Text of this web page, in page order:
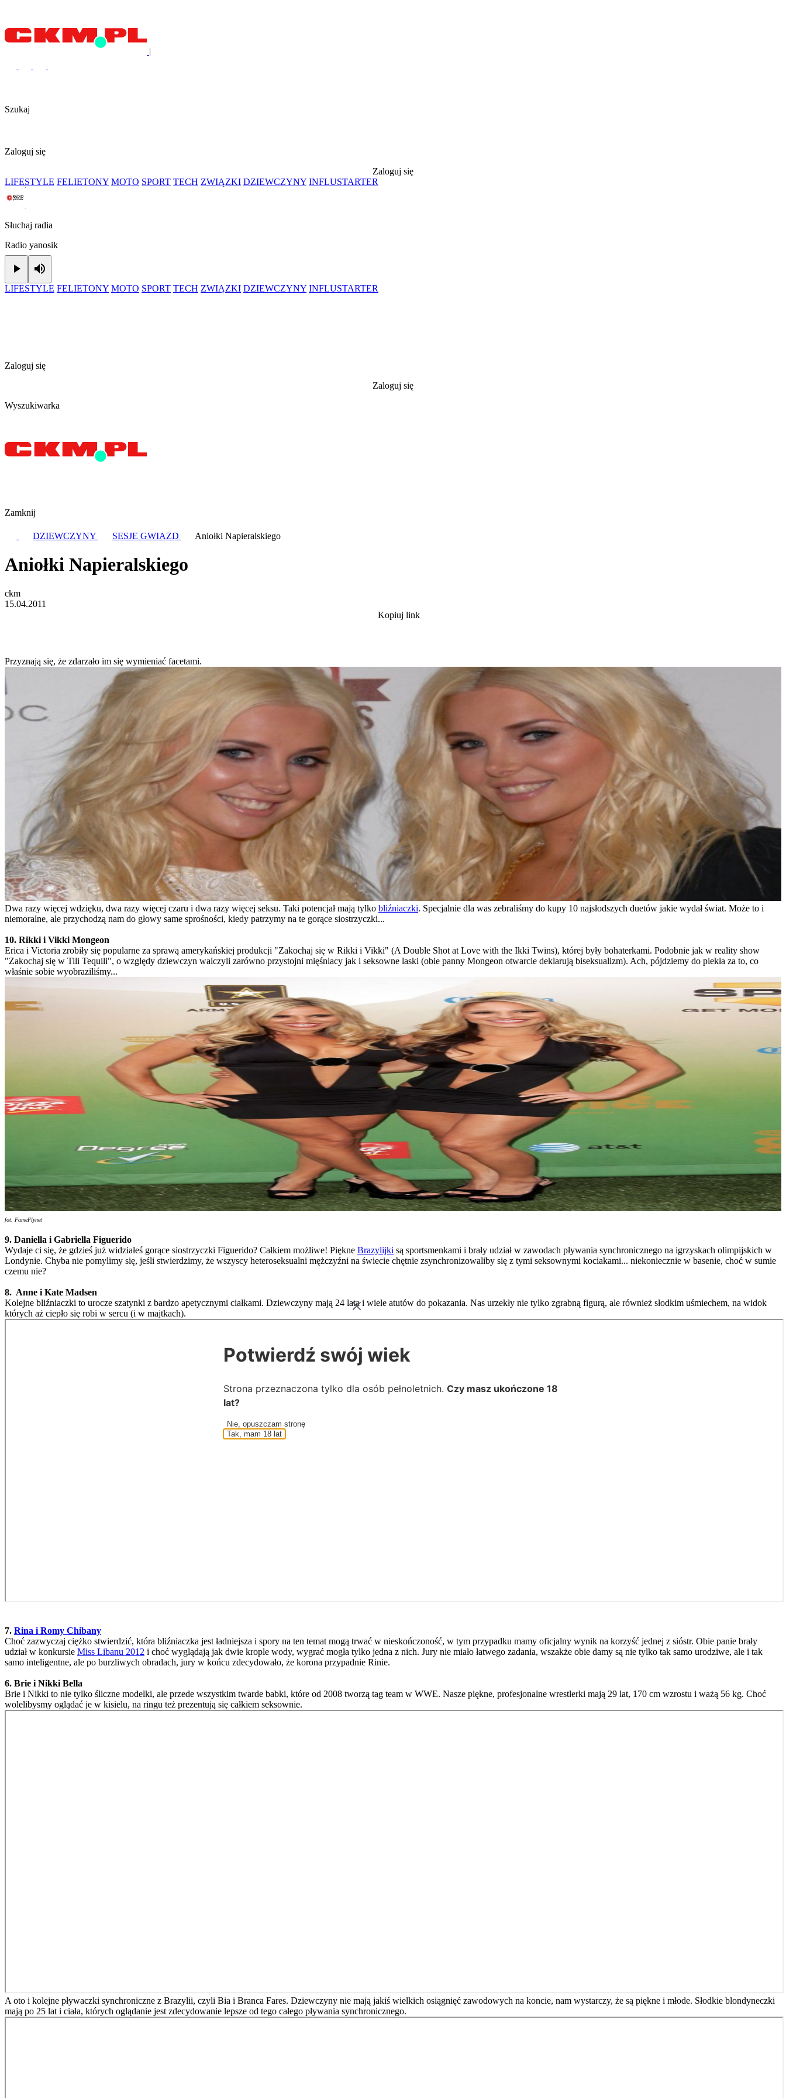
|
Szukaj
Zaloguj się
Zaloguj się
LIFESTYLE FELIETONY MOTO SPORT TECH ZWIĄZKI DZIEWCZYNY INFLUSTARTER
Słuchaj radia
Radio yanosik
Play
LIFESTYLE FELIETONY MOTO SPORT TECH ZWIĄZKI DZIEWCZYNY INFLUSTARTER
Zaloguj się
Zaloguj się
Wyszukiwarka
Zamknij
DZIEWCZYNY SESJE GWIAZD Aniołki Napieralskiego
Aniołki Napieralskiego
ckm
15.04.2011
Kopiuj link
Przyznają się, że zdarzało im się wymieniać facetami.
Dwa razy więcej wdzięku, dwa razy więcej czaru i dwa razy więcej seksu. Taki potencjał mają tylko bliźniaczki. Specjalnie dla was zebraliśmy do kupy 10 najsłodszych duetów jakie wydał świat. Może to i
niemoralne, ale przychodzą nam do głowy same sprośności, kiedy patrzymy na te gorące siostrzyczki...
10. Rikki i Vikki Mongeon
Erica i Victoria zrobiły się popularne za sprawą amerykańskiej produkcji "Zakochaj się w Rikki i Vikki" (A Double Shot at Love with the Ikki Twins), której były bohaterkami. Podobnie jak w reality show
"Zakochaj się w Tili Tequili", o względy dziewczyn walczyli zarówno przystojni mięśniacy jak i seksowne laski (obie panny Mongeon otwarcie deklarują biseksualizm). Ach, pójdziemy do piekła za to, co
właśnie sobie wyobraziliśmy...
fot. FameFlynet
9. Daniella i Gabriella Figuerido
Wydaje ci się, że gdzieś już widziałeś gorące siostrzyczki Figuerido? Całkiem możliwe! Piękne Brazylijki są sportsmenkami i brały udział w zawodach pływania synchronicznego na igrzyskach olimpijskich w
Londynie. Chyba nie pomylimy się, jeśli stwierdzimy, że wszyscy heteroseksualni mężczyźni na świecie chętnie zsynchronizowaliby się z tymi seksownymi kociakami... niekoniecznie w basenie, choć w sumie
czemu nie?
8. Anne i Kate Madsen
Kolejne bliźniaczki to urocze szatynki z bardzo apetycznymi ciałkami. Dziewczyny mają 24 lata i wiele atutów do pokazania. Nas urzekły nie tylko zgrabną figurą, ale również słodkim uśmiechem, na widok
których aż ciepło się robi w sercu (i w majtkach).
7. Rina i Romy Chibany
Choć zazwyczaj ciężko stwierdzić, która bliźniaczka jest ładniejsza i spory na ten temat mogą trwać w nieskończoność, w tym przypadku mamy oficjalny wynik na korzyść jednej z sióstr. Obie panie brały
udział w konkursie Miss Libanu 2012 i choć wyglądają jak dwie krople wody, wygrać mogła tylko jedna z nich. Jury nie miało łatwego zadania, wszakże obie damy są nie tylko tak samo urodziwe, ale i tak
samo inteligentne, ale po burzliwych obradach, jury w końcu zdecydowało, że korona przypadnie Rinie.
6. Brie i Nikki Bella
Brie i Nikki to nie tylko śliczne modelki, ale przede wszystkim twarde babki, które od 2008 tworzą tag team w WWE. Nasze piękne, profesjonalne wrestlerki mają 29 lat, 170 cm wzrostu i ważą 56 kg. Choć
wolelibysmy oglądać je w kisielu, na ringu też prezentują się całkiem seksownie.
A oto i kolejne pływaczki synchroniczne z Brazylii, czyli Bia i Branca Fares. Dziewczyny nie mają jakiś wielkich osiągnięć zawodowych na koncie, nam wystarczy, że są piękne i młode. Słodkie blondyneczki
mają po 25 lat i ciała, których oglądanie jest zdecydowanie lepsze od tego całego pływania synchronicznego.
Potwierdź swój wiek
Strona przeznaczona tylko dla osób pełnoletnich. Czy masz ukończone 18
lat?
Nie, opuszczam stronę
Tak, mam 18 lat